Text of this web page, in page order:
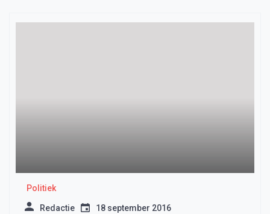
Politiek
Redactie 18 september 2016